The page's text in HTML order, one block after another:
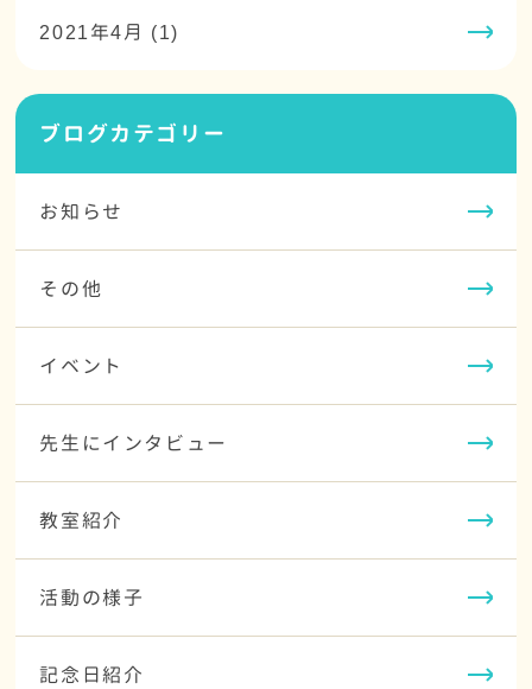
2021年4月 (1)
ブログカテゴリー
お知らせ
その他
イベント
先生にインタビュー
教室紹介
活動の様子
記念日紹介